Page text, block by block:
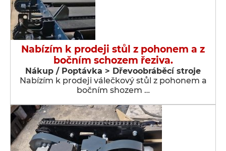
Nabízím k prodeji stůl z pohonem a z
bočním schozem řeziva.
Nákup / Poptávka > Dřevoobráběcí stroje
Nabízím k prodeji válečkový stůl z pohonem a
bočním shozem …